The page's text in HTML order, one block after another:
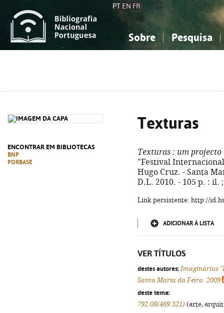
PT EN FR
Sobre Pesquisa
ENCONTRAR EM BIBLIOTECAS
BNP
PORBASE
Texturas
Texturas : um
"Festival
Hugo Cruz. - Santa
D.L. 2010. - 105 p. : il.
Link persistente: http://
ADICIONAR À LISTA
VER TÍTULOS
destes autores: Imaginárius
Santa Maria da Feira. 2009
deste tema:
792.08(469.321) (arte,